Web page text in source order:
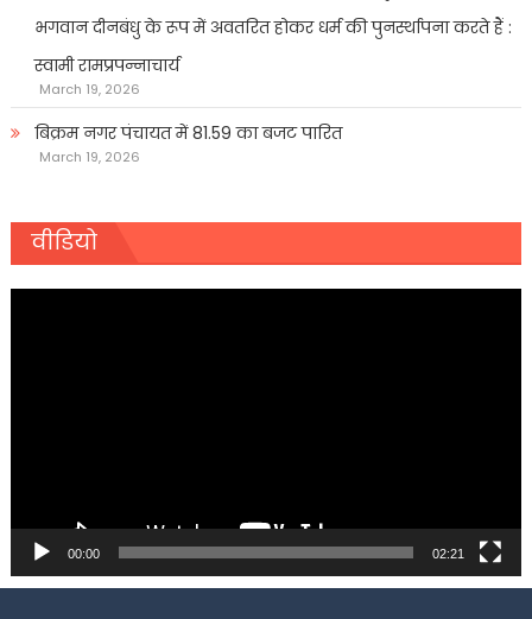
भगवान दीनबंधु के रूप में अवतरित होकर धर्म की पुनर्स्थापना करते हैं :
स्वामी रामप्रपन्नाचार्य
March 19, 2026
बिक्रम नगर पंचायत में 81.59 का बजट पारित
March 19, 2026
वीडियो
00:00 02:21